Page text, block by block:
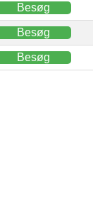
Besøg
Besøg
Besøg